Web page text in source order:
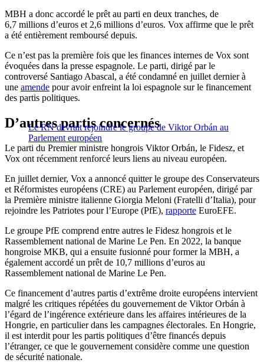
MBH a donc accordé le prêt au parti en deux tranches, de
6,7 millions d’euros et 2,6 millions d’euros. Vox affirme que le prêt
a été entièrement remboursé depuis.
Ce n’est pas la première fois que les finances internes de Vox sont
évoquées dans la presse espagnole. Le parti, dirigé par le
controversé Santiago Abascal, a été condamné en juillet dernier à
une amende pour avoir enfreint la loi espagnole sur le financement
des partis politiques.
Le RN devrait rejoindre le groupe de Viktor Orbán au
Parlement européen
D’autres partis concernés
Le parti du Premier ministre hongrois Viktor Orbán, le Fidesz, et
Vox ont récemment renforcé leurs liens au niveau européen.
En juillet dernier, Vox a annoncé quitter le groupe des Conservateurs
et Réformistes européens (CRE) au Parlement européen, dirigé par
la Première ministre italienne Giorgia Meloni (Fratelli d’Italia), pour
rejoindre les Patriotes pour l’Europe (PfE), rapporte EuroEFE.
Le groupe PfE comprend entre autres le Fidesz hongrois et le
Rassemblement national de Marine Le Pen. En 2022, la banque
hongroise MKB, qui a ensuite fusionné pour former la MBH, a
également accordé un prêt de 10,7 millions d’euros au
Rassemblement national de Marine Le Pen.
Ce financement d’autres partis d’extrême droite européens intervient
malgré les critiques répétées du gouvernement de Viktor Orbán à
l’égard de l’ingérence extérieure dans les affaires intérieures de la
Hongrie, en particulier dans les campagnes électorales. En Hongrie,
il est interdit pour les partis politiques d’être financés depuis
l’étranger, ce que le gouvernement considère comme une question
de sécurité nationale.